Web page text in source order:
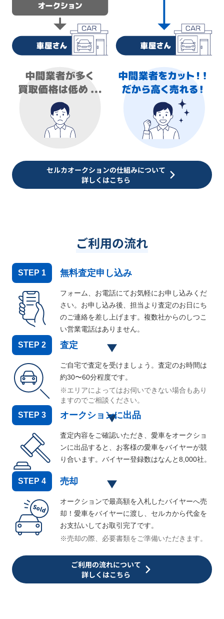
セルカオークションの仕組みについて
詳しくはこちら
ご利用の流れ
STEP 1 無料査定申し込み
フォーム、お電話にてお気軽にお申し込みくだ
さい。お申し込み後、担当より査定のお日にち
のご連絡を差し上げます。複数社からのしつこ
い営業電話はありません。
STEP 2 査定
ご自宅で査定を受けましょう。査定のお時間は
約30〜60分程度です。
※エリアによってはお伺いできない場合もあり
ますのでご相談ください。
STEP 3 オークションに出品
査定内容をご確認いただき、愛車をオークショ
ンに出品すると、お客様の愛車をバイヤーが競
り合います。バイヤー登録数はなんと8,000社。
STEP 4 売却
オークションで最高額を入札したバイヤーへ売
却！愛車をバイヤーに渡し、セルカから代金を
お支払いしてお取引完了です。
※売却の際、必要書類をご準備いただきます。
ご利用の流れについて
詳しくはこちら